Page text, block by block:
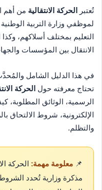
تُعتبر الحركة الانتقالية من أهم
لموظفي وزارة التربية
التعليم بمختلف أسلاكهم، وكذا
الانتقال بين المؤسسات
في هذا الدليل الشامل
تحتاج معرفته حول الحركة
الرسمية، الوثائق المطلوبة،
الإلكترونية، شروط الالتحاق
والتظلم.
📌 معلومة مهمة: الحركة
مذكرة وزارية تُحدد